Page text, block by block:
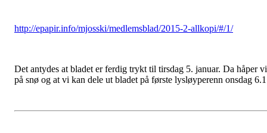
http://epapir.info/mjosski/medlemsblad/2015-2-allkopi/#/1/
Det antydes at bladet er ferdig trykt til tirsdag 5. januar. Da håper vi
på snø og at vi kan dele ut bladet på første lysløyperenn onsdag